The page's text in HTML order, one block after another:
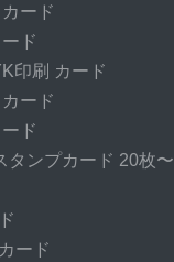
ード
ド
印刷 カード
ード
ド
タンプカード 20枚〜
ード